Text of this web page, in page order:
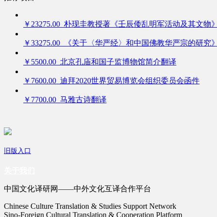
￥23275.00 朴现圭教授著《壬辰倭乱明军活动及其文物
￥33275.00 《关于〈华严经〉和中国佛教华严宗的研究
￥5500.00 北京孔庙和国子监博物馆简介翻译
￥7600.00 迪拜2020世界贸易博览会组织委员会函件
￥7700.00 马雅古诗翻译
旧版入口
中国文化译研网——中外文化互译合作平台
Chinese Culture Translation & Studies Support Network
Sino-Foreign Cultural Translation & Cooperation Platform